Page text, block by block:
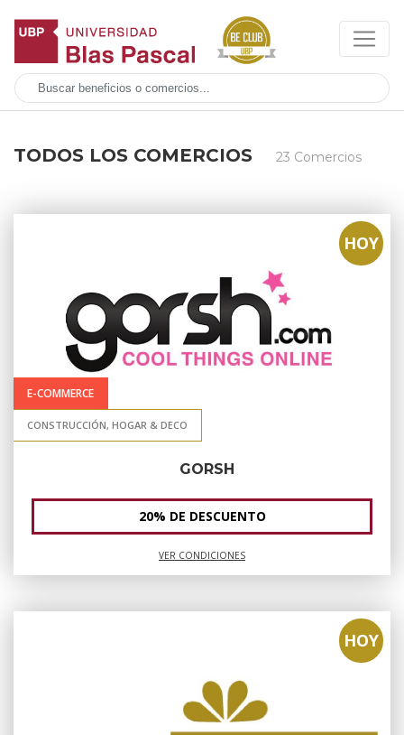
TODOS LOS COMERCIOS 23 Comercios
HOY
E-COMMERCE
CONSTRUCCIÓN, HOGAR & DECO
GORSH
20% DE DESCUENTO
VER CONDICIONES
HOY